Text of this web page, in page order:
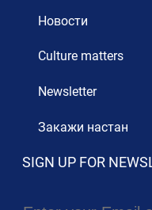
Новости
Culture matters
Newsletter
Закажи настан
SIGN UP FOR